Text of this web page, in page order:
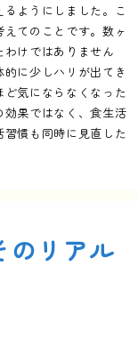
ようにしました。こ
てのことです。数ヶ
けではありません
に少しハリが出てき
気にならなくなった
果ではなく、食生活
慣も同時に見直した
のリアル